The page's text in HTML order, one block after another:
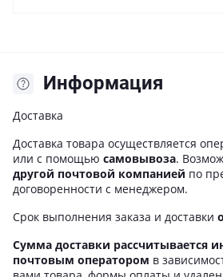
Информация
Доставка
Доставка товара осуществляется
или с помощью самовывоза.
другой почтовой компанией по
договоренности с менеджером.
Срок выполнения заказа и доставки
Сумма доставки рассчитывается
почтовым оператором в